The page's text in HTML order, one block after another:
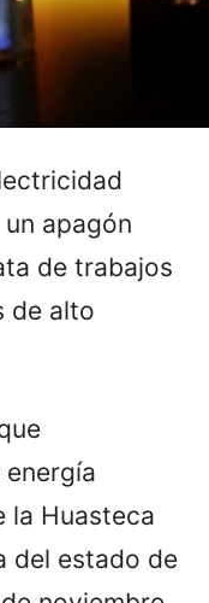
apagón
de trabajos
de alto
la Huasteca
del estado de